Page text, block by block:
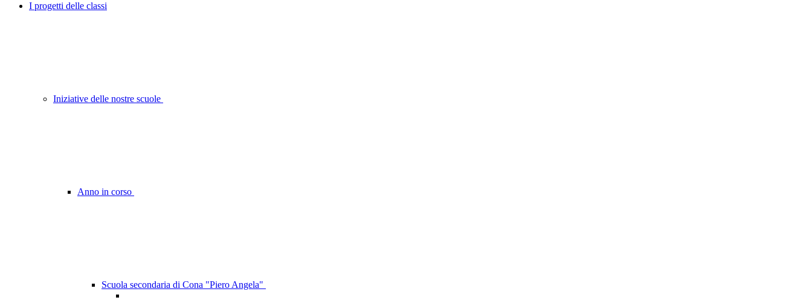
I progetti delle classi
Iniziative delle nostre scuole
Anno in corso
Scuola secondaria di Cona "Piero Angela"